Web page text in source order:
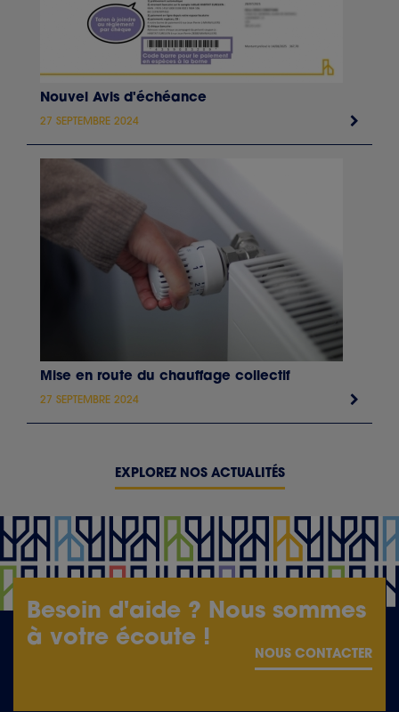
Nouvel Avis d'échéance
27 SEPTEMBRE 2024
Mise en route du chauffage collectif
27 SEPTEMBRE 2024
EXPLOREZ NOS ACTUALITÉS
Besoin d'aide ? Nous sommes
à votre écoute !
NOUS CONTACTER